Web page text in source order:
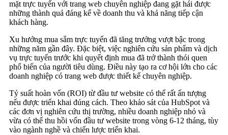
mặt trực tuyến với trang web chuyên nghiệp đang gặt hái được
những thành quả đáng kể về doanh thu và khả năng tiếp cận
khách hàng.
Xu hướng mua sắm trực tuyến đã tăng trưởng vượt bậc trong
những năm gần đây. Đặc biệt, việc nghiên cứu sản phẩm và dịch
vụ trực tuyến trước khi quyết định mua đã trở thành thói quen
phổ biến của người tiêu dùng. Điều này tạo ra cơ hội lớn cho các
doanh nghiệp có trang web được thiết kế chuyên nghiệp.
Tỷ suất hoàn vốn (ROI) từ đầu tư website có thể rất ấn tượng
nếu được triển khai đúng cách. Theo khảo sát của HubSpot và
các đơn vị nghiên cứu thị trường, nhiều doanh nghiệp nhỏ và
vừa có thể thu hồi vốn đầu tư website trong vòng 6-12 tháng, tùy
vào ngành nghề và chiến lược triển khai.